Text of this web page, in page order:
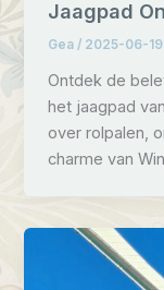
Jaagpad
Gea/ 2025-06-19
Ontdek de
het jaagpad
over rolpalen,
charme van